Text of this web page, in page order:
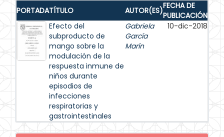
PORTADATÍTULO AUTOR(ES)FECHA DE
PUBLICACIÓN
Efecto del
subproducto de
mango sobre la
modulación de la
respuesta inmune de
niños durante
episodios de
infecciones
respiratorias y
gastrointestinales
Gabriela
García
Marín
10-dic-2018